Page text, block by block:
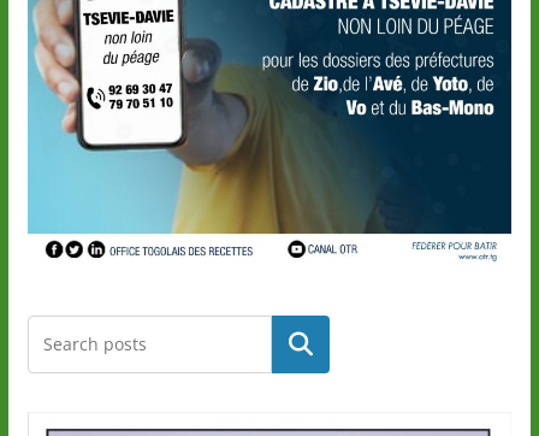
Rechercher